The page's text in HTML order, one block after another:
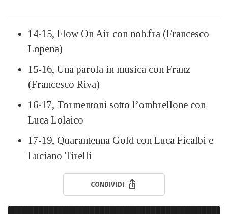
14-15, Flow On Air con noh.fra (Francesco
Lopena)
15-16, Una parola in musica con Franz
(Francesco Riva)
16-17, Tormentoni sotto l’ombrellone con
Luca Lolaico
17-19, Quarantenna Gold con Luca Ficalbi e
Luciano Tirelli
CONDIVIDI